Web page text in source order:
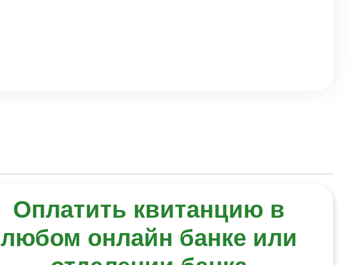
Оплатить квитанцию в
любом онлайн банке или